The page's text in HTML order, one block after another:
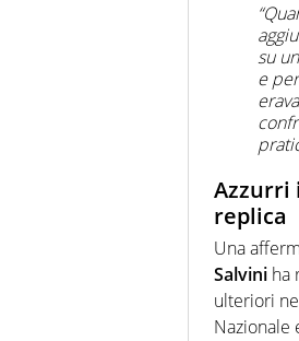
su
e
Azzurri
replica
Una
Salvini ha
ulteriori
Nazionale